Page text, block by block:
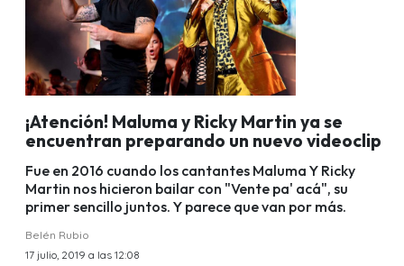
¡Atención! Maluma y Ricky Martin ya se
encuentran preparando un nuevo videoclip
Fue en 2016 cuando los cantantes Maluma Y Ricky
Martin nos hicieron bailar con "Vente pa' acá", su
primer sencillo juntos. Y parece que van por más.
Belén Rubio
17 julio, 2019 a las 12:08